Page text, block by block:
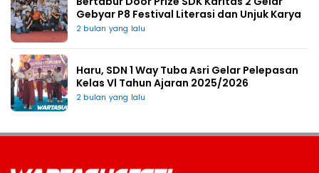
Gebyar P8 Festival Literasi dan Unjuk Karya
2 bulan yang lalu
Haru, SDN 1 Way Tuba Asri Gelar Pelepasan
Kelas Vl Tahun Ajaran 2025/2026
2 bulan yang lalu